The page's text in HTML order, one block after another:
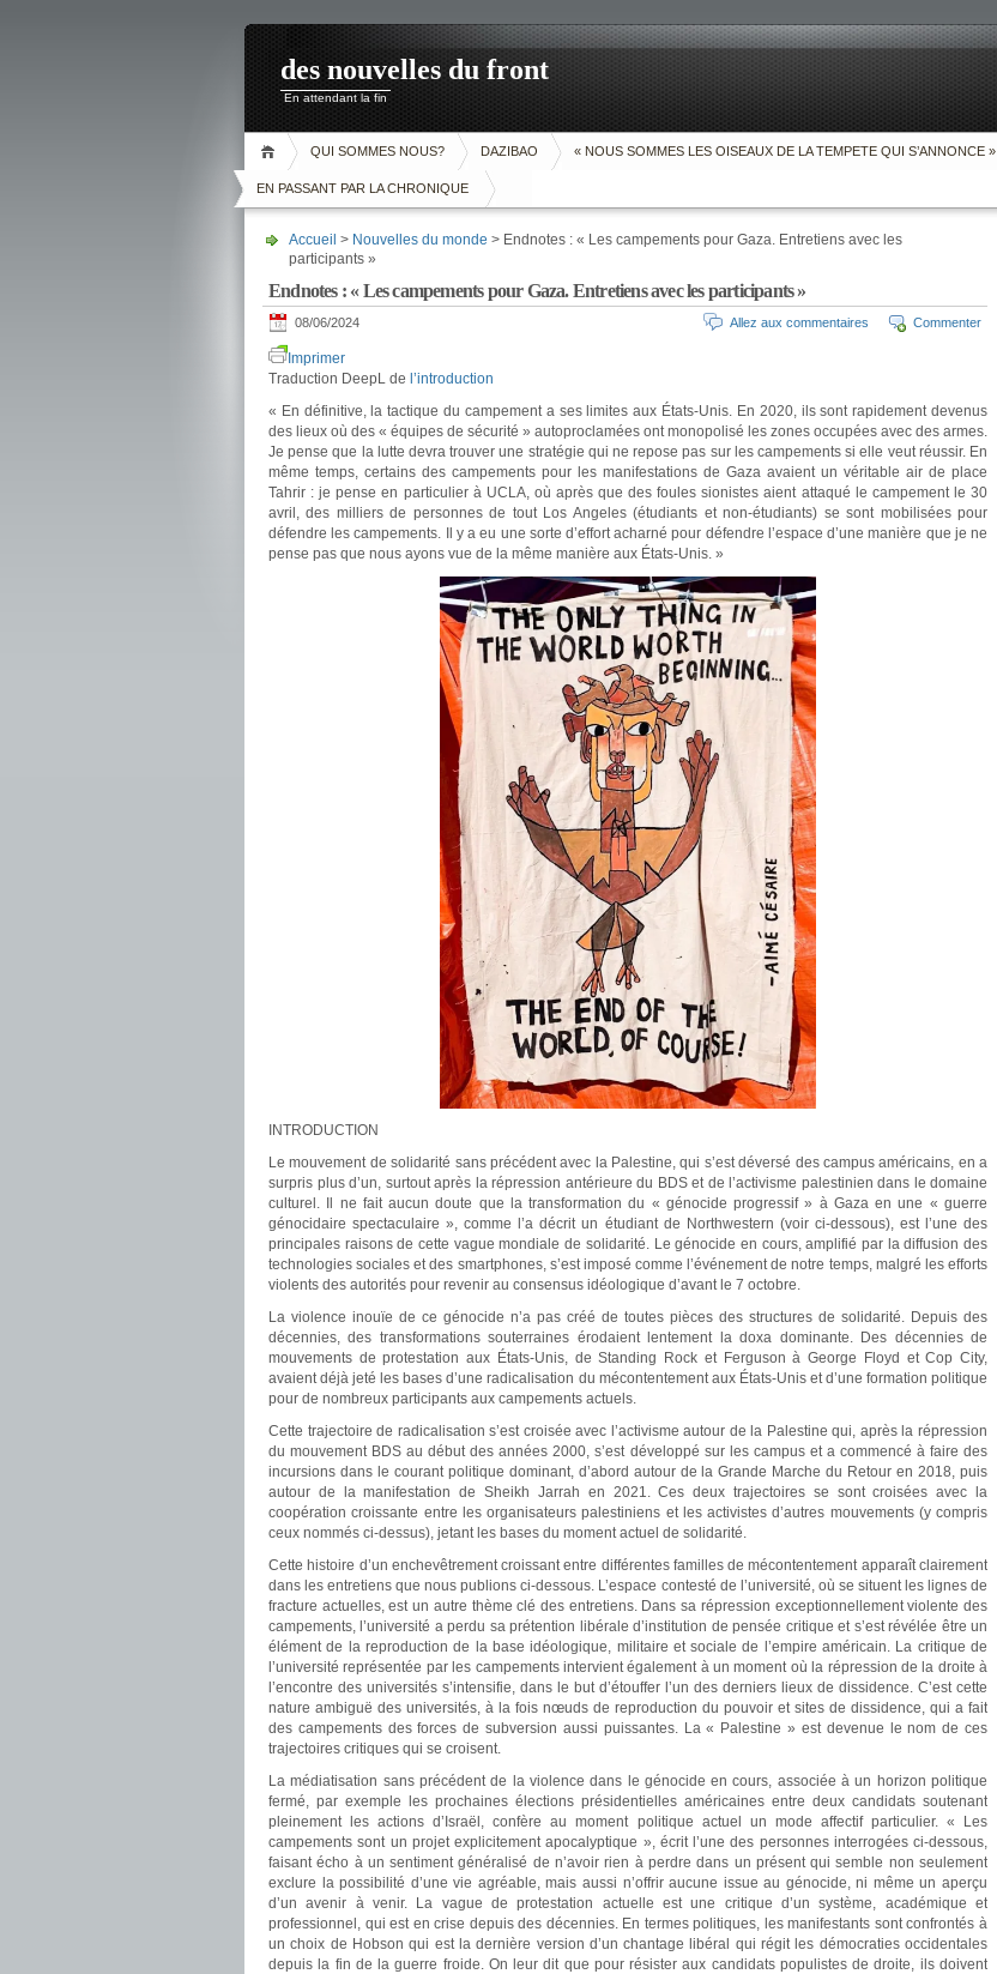
des nouvelles du front
En attendant la fin
QUI SOMMES NOUS? DAZIBAO « NOUS SOMMES LES OISEAUX DE LA TEMPETE QUI S’ANNONCE »
EN PASSANT PAR LA CHRONIQUE
Accueil > Nouvelles du monde > Endnotes : « Les campements pour Gaza. Entretiens avec les
participants »
Endnotes : « Les campements pour Gaza. Entretiens avec les participants »
08/06/2024 Commenter
Allez aux commentaires
Imprimer
Traduction DeepL de l’introduction
« En définitive, la tactique du campement a ses limites aux États-Unis. En 2020, ils sont rapidement devenus
des lieux où des « équipes de sécurité » autoproclamées ont monopolisé les zones occupées avec des armes.
Je pense que la lutte devra trouver une stratégie qui ne repose pas sur les campements si elle veut réussir. En
même temps, certains des campements pour les manifestations de Gaza avaient un véritable air de place
Tahrir : je pense en particulier à UCLA, où après que des foules sionistes aient attaqué le campement le 30
avril, des milliers de personnes de tout Los Angeles (étudiants et non-étudiants) se sont mobilisées pour
défendre les campements. Il y a eu une sorte d’effort acharné pour défendre l’espace d’une manière que je ne
pense pas que nous ayons vue de la même manière aux États-Unis. »
INTRODUCTION
Le mouvement de solidarité sans précédent avec la Palestine, qui s’est déversé des campus américains, en a
surpris plus d’un, surtout après la répression antérieure du BDS et de l’activisme palestinien dans le domaine
culturel. Il ne fait aucun doute que la transformation du « génocide progressif » à Gaza en une « guerre
génocidaire spectaculaire », comme l’a décrit un étudiant de Northwestern (voir ci-dessous), est l’une des
principales raisons de cette vague mondiale de solidarité. Le génocide en cours, amplifié par la diffusion des
technologies sociales et des smartphones, s’est imposé comme l’événement de notre temps, malgré les efforts
violents des autorités pour revenir au consensus idéologique d’avant le 7 octobre.
La violence inouïe de ce génocide n’a pas créé de toutes pièces des structures de solidarité. Depuis des
décennies, des transformations souterraines érodaient lentement la doxa dominante. Des décennies de
mouvements de protestation aux États-Unis, de Standing Rock et Ferguson à George Floyd et Cop City,
avaient déjà jeté les bases d’une radicalisation du mécontentement aux États-Unis et d’une formation politique
pour de nombreux participants aux campements actuels.
Cette trajectoire de radicalisation s’est croisée avec l’activisme autour de la Palestine qui, après la répression
du mouvement BDS au début des années 2000, s’est développé sur les campus et a commencé à faire des
incursions dans le courant politique dominant, d’abord autour de la Grande Marche du Retour en 2018, puis
autour de la manifestation de Sheikh Jarrah en 2021. Ces deux trajectoires se sont croisées avec la
coopération croissante entre les organisateurs palestiniens et les activistes d’autres mouvements (y compris
ceux nommés ci-dessus), jetant les bases du moment actuel de solidarité.
Cette histoire d’un enchevêtrement croissant entre différentes familles de mécontentement apparaît clairement
dans les entretiens que nous publions ci-dessous. L’espace contesté de l’université, où se situent les lignes de
fracture actuelles, est un autre thème clé des entretiens. Dans sa répression exceptionnellement violente des
campements, l’université a perdu sa prétention libérale d’institution de pensée critique et s’est révélée être un
élément de la reproduction de la base idéologique, militaire et sociale de l’empire américain. La critique de
l’université représentée par les campements intervient également à un moment où la répression de la droite à
l’encontre des universités s’intensifie, dans le but d’étouffer l’un des derniers lieux de dissidence. C’est cette
nature ambiguë des universités, à la fois nœuds de reproduction du pouvoir et sites de dissidence, qui a fait
des campements des forces de subversion aussi puissantes. La « Palestine » est devenue le nom de ces
trajectoires critiques qui se croisent.
La médiatisation sans précédent de la violence dans le génocide en cours, associée à un horizon politique
fermé, par exemple les prochaines élections présidentielles américaines entre deux candidats soutenant
pleinement les actions d’Israël, confère au moment politique actuel un mode affectif particulier. « Les
campements sont un projet explicitement apocalyptique », écrit l’une des personnes interrogées ci-dessous,
faisant écho à un sentiment généralisé de n’avoir rien à perdre dans un présent qui semble non seulement
exclure la possibilité d’une vie agréable, mais aussi n’offrir aucune issue au génocide, ni même un aperçu
d’un avenir à venir. La vague de protestation actuelle est une critique d’un système, académique et
professionnel, qui est en crise depuis des décennies. En termes politiques, les manifestants sont confrontés à
un choix de Hobson qui est la dernière version d’un chantage libéral qui régit les démocraties occidentales
depuis la fin de la guerre froide. On leur dit que pour résister aux candidats populistes de droite, ils doivent